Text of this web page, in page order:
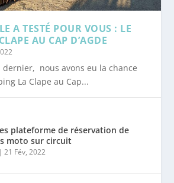
A TESTÉ POUR VOUS : LE
DE RÉSERVATION
MO...
SOLUTION DE PAIEMENT
KEOLE ET AVIS VÉRIFIÉS
...
DÉSORMAIS GRATUIT
DÉVOILE SON
IN...
A TESTÉ POUR VOUS : LE
AU CAP D’AGDE
dernier, nous avons eu la chance
La Clape au Cap...
plateforme de réservation de
moto sur circuit
|21 Fév, 2022